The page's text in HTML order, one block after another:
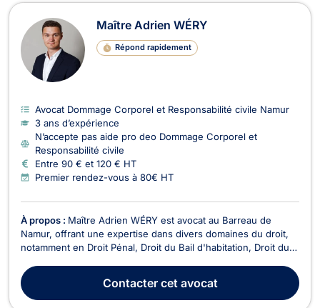
Maître Adrien WÉRY
Répond rapidement
Avocat Dommage Corporel et Responsabilité civile Namur
3 ans d’expérience
N’accepte pas aide pro deo Dommage Corporel et
Responsabilité civile
Entre 90 € et 120 € HT
Premier rendez-vous à 80€ HT
À propos : Maître Adrien WÉRY est avocat au Barreau de
Namur, offrant une expertise dans divers domaines du droit,
notamment en Droit Pénal, Droit du Bail d'habitation, Droit du
(droit des contrats et obligations), Troubles du Voisinage. Son
cabinet, situé au centr...Contactercet avocat